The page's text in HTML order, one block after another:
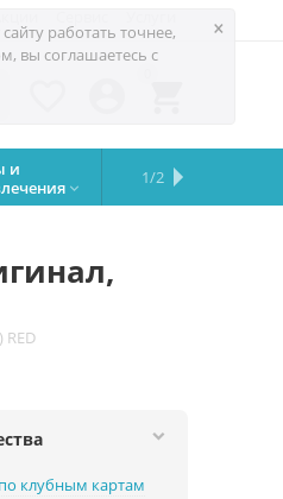
×
работать точнее,
вы соглашаетесь с
и

Сервисный
центр
Сравните
iPhone
Подарки
на все
случаи
Запчасти
Бренды
1/2
клубным картам